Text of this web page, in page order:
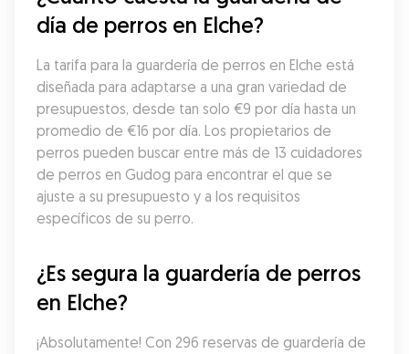
día de perros en Elche?
La tarifa para la guardería de perros en Elche está
diseñada para adaptarse a una gran variedad de
presupuestos, desde tan solo €9 por día hasta un
promedio de €16 por día. Los propietarios de
perros pueden buscar entre más de 13 cuidadores
de perros en Gudog para encontrar el que se
ajuste a su presupuesto y a los requisitos
específicos de su perro.
¿Es segura la guardería de perros
en Elche?
¡Absolutamente! Con 296 reservas de guardería de